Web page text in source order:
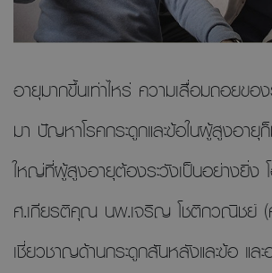
อายุมากขึ้นเท่าไหร่ ความเสื่อมถอยข
มา ปัญหาโรคกระดูกและข้อในผู้สูงอายุ
ใหญ่ที่ผู้สูงอายุต้องระวังเป็นอย่างยิ่ง
ศ.เกียรติคุณ นพ.เจริญ โชติกวณิชย์
เชี่ยวชาญด้านกระดูกสันหลังและข้อ แล